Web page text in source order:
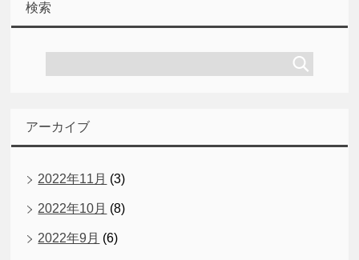
検索
アーカイブ
2022年11月 (3)
2022年10月 (8)
2022年9月 (6)